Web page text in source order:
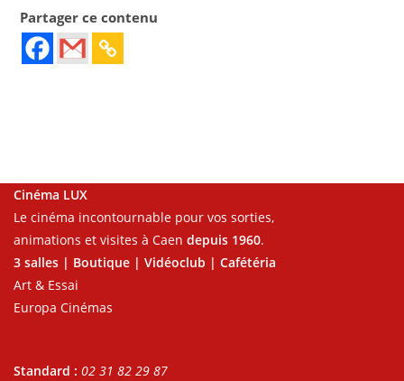
Partager ce contenu
Cinéma LUX
Le cinéma incontournable pour vos sorties,
animations et visites à Caen depuis 1960.
3 salles | Boutique | Vidéoclub | Cafétéria
Art & Essai
Europa Cinémas
Standard : 02 31 82 29 87